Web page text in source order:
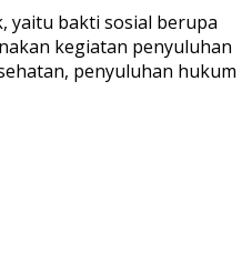
yaitu bakti sosial berupa
kegiatan penyuluhan
penyuluhan hukum